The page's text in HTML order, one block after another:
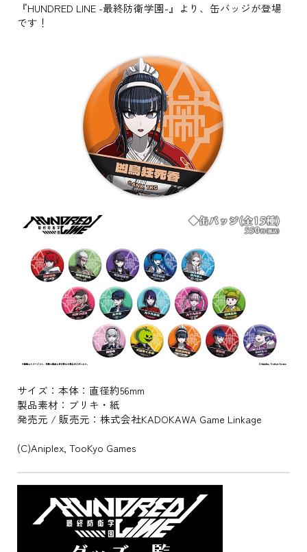
『HUNDRED LINE -最終防衛学園-』より、缶バッジが登場
です！
サイズ：本体：直径約56mm
製品素材：ブリキ・紙
発売元 / 販売元：株式会社KADOKAWA Game Linkage
(C)Aniplex, TooKyo Games